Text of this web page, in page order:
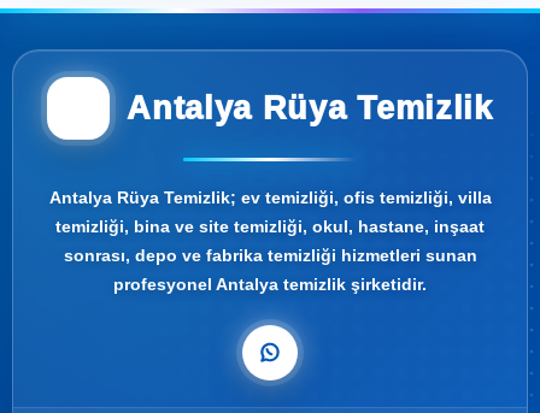
Antalya Rüya Temizlik
Antalya Rüya Temizlik; ev temizliği, ofis temizliği, villa
temizliği, bina ve site temizliği, okul, hastane, inşaat
sonrası, depo ve fabrika temizliği hizmetleri sunan
profesyonel Antalya temizlik şirketidir.